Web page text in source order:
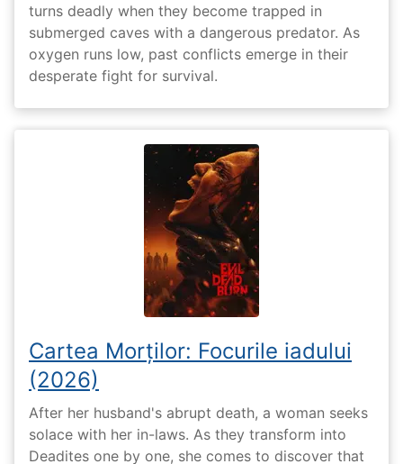
turns deadly when they become trapped in
submerged caves with a dangerous predator. As
oxygen runs low, past conflicts emerge in their
desperate fight for survival.
Cartea Morților: Focurile iadului
(2026)
After her husband's abrupt death, a woman seeks
solace with her in-laws. As they transform into
Deadites one by one, she comes to discover that